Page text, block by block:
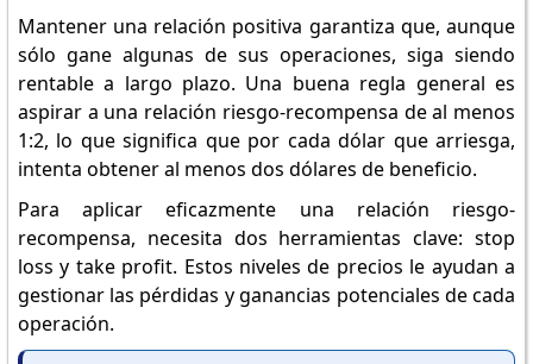
Mantener una relación positiva garantiza que, aunque
sólo gane algunas de sus operaciones, siga siendo
rentable a largo plazo. Una buena regla general es
aspirar a una relación riesgo-recompensa de al menos
1:2, lo que significa que por cada dólar que arriesga,
intenta obtener al menos dos dólares de beneficio.
Para aplicar eficazmente una relación riesgo-
recompensa, necesita dos herramientas clave: stop
loss y take profit. Estos niveles de precios le ayudan a
gestionar las pérdidas y ganancias potenciales de cada
operación.